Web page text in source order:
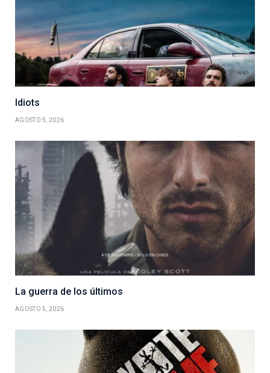
Idiots
AGOSTO 5, 2026
La guerra de los últimos
AGOSTO 5, 2026